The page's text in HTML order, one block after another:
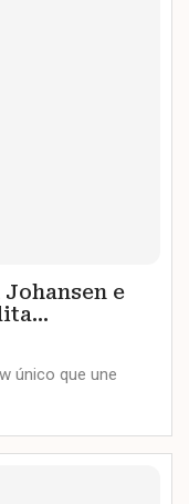
e
único que une